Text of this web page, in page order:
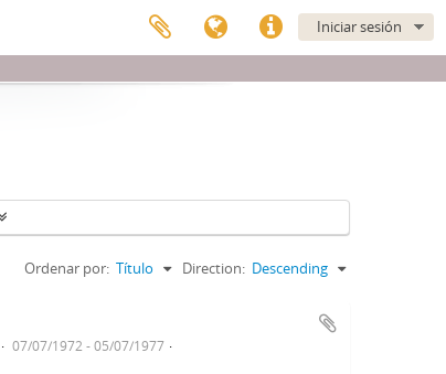
Iniciar sesión
Ordenar por: Título Direction: Descending
07/07/1972 - 05/07/1977